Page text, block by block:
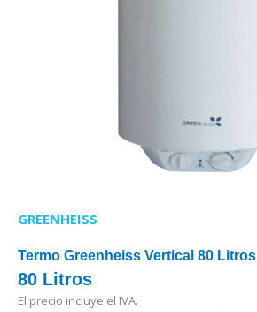
GREENHEISS
Termo Greenheiss Vertical 80 Litros
80 Litros
El precio incluye el IVA.